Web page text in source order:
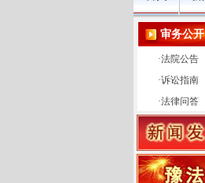
审务公开
·法院公告
·诉讼指南
·法律问答